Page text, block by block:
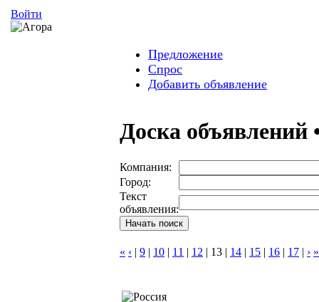
Войти
Предложение
Спрос
Добавить объявление
Доска объявлений
Компания:
Город:
Текст
объявления:
« ‹ | 9 | 10 | 11 | 12 | 13 | 14 | 15 | 16 | 17 | › »